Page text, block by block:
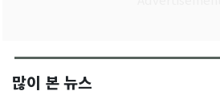
많이 본 뉴스